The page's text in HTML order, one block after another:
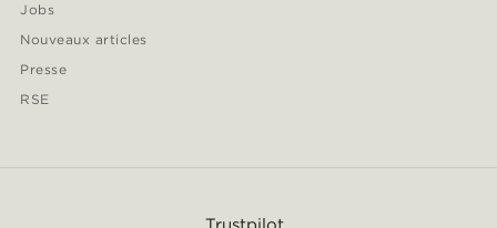
Jobs
Nouveaux articles
Presse
RSE